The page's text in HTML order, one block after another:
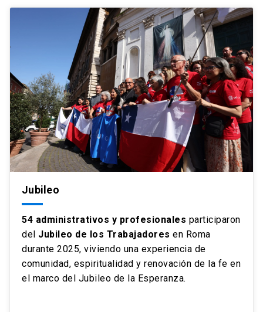
Jubileo
54 administrativos y profesionales participaron
del Jubileo de los Trabajadores en Roma
durante 2025, viviendo una experiencia de
comunidad, espiritualidad y renovación de la fe en
el marco del Jubileo de la Esperanza.